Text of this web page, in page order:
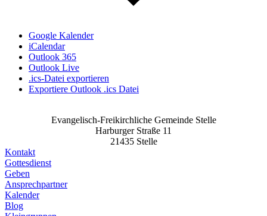
Google Kalender
iCalendar
Outlook 365
Outlook Live
.ics-Datei exportieren
Exportiere Outlook .ics Datei
Evangelisch-Freikirchliche Gemeinde Stelle
Harburger Straße 11
21435 Stelle
Kontakt
Gottesdienst
Geben
Ansprechpartner
Kalender
Blog